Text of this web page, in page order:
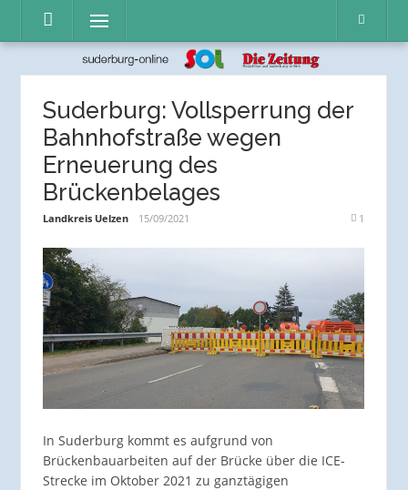
Inhalt
Menü
Suderburg: Vollsperrung der
Bahnhofstraße wegen
Erneuerung des
Brückenbelages
Landkreis Uelzen 15/09/2021 1
In Suderburg kommt es aufgrund von
Brückenbauarbeiten auf der Brücke über die ICE-
Strecke im Oktober 2021 zu ganztägigen